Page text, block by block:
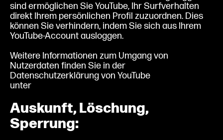
sind ermöglichen Sie YouTube, Ihr Surfverhalten
direkt Ihrem persönlichen Profil zuzuordnen. Dies
können Sie verhindern, indem Sie sich aus Ihrem
YouTube-Account ausloggen.
Weitere Informationen zum Umgang von
Nutzerdaten finden Sie in der
Datenschutzerklärung von YouTube
unter
Auskunft, Löschung,
Sperrung: